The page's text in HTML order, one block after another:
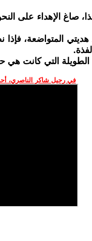
الإهداء على النحو
المتواضعة،
الطويلة التي كانت
في رحيل شاكر الناصري،